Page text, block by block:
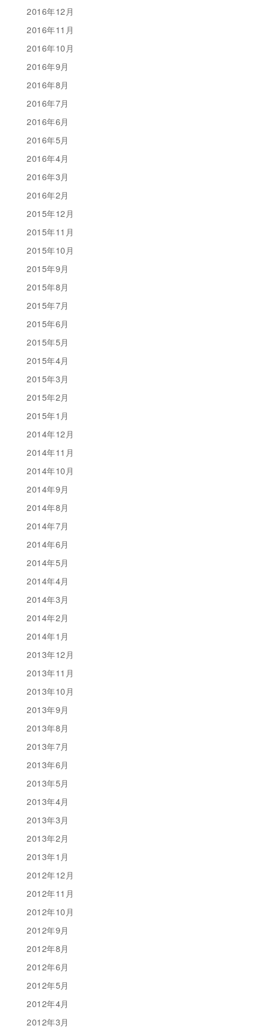
2016年12月
2016年11月
2016年10月
2016年9月
2016年8月
2016年7月
2016年6月
2016年5月
2016年4月
2016年3月
2016年2月
2015年12月
2015年11月
2015年10月
2015年9月
2015年8月
2015年7月
2015年6月
2015年5月
2015年4月
2015年3月
2015年2月
2015年1月
2014年12月
2014年11月
2014年10月
2014年9月
2014年8月
2014年7月
2014年6月
2014年5月
2014年4月
2014年3月
2014年2月
2014年1月
2013年12月
2013年11月
2013年10月
2013年9月
2013年8月
2013年7月
2013年6月
2013年5月
2013年4月
2013年3月
2013年2月
2013年1月
2012年12月
2012年11月
2012年10月
2012年9月
2012年8月
2012年6月
2012年5月
2012年4月
2012年3月